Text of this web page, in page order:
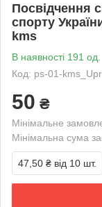
Посвідчення
спорту
kms
В наявності 191 од.
Код: ps-01-kms_Upr
50 ₴
Мінімальне
Мінімальна сума
47,50 ₴ від 10 шт.